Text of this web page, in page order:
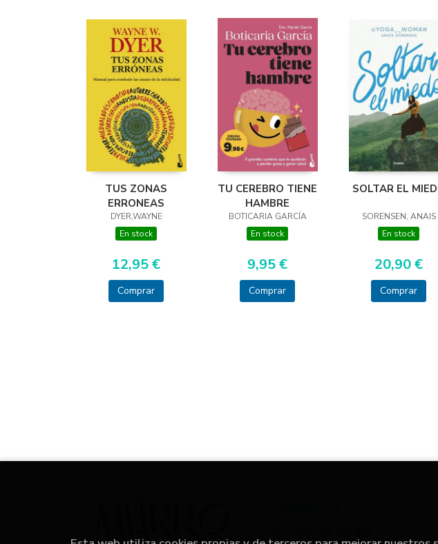
TUS ZONAS
ERRONEAS
DYER,WAYNE
En stock
12,95 €
Comprar
TU CEREBRO TIENE
HAMBRE
BOTICARIA GARCÍA
En stock
9,95 €
Comprar
SOLTAR EL
SORENSEN, ANAIS
En stock
20,90 €
Comprar